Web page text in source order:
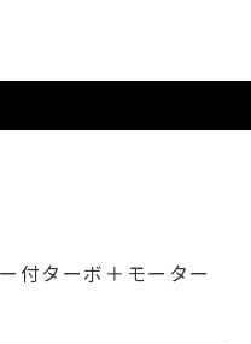
付ターボ＋モーター